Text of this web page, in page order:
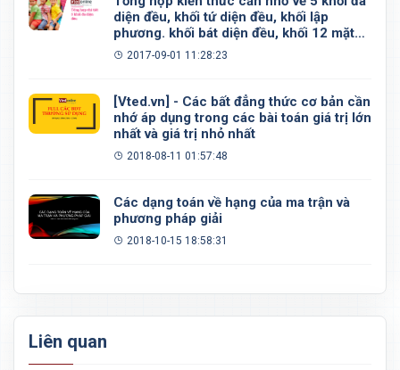
diện đều, khối tứ diện đều, khối lập
phương. khối bát diện đều, khối 12 mặt
đều, khối 20 mặt đều
2017-09-01 11:28:23
[Vted.vn] - Các bất đẳng thức cơ bản cần
nhớ áp dụng trong các bài toán giá trị lớn
nhất và giá trị nhỏ nhất
2018-08-11 01:57:48
Các dạng toán về hạng của ma trận và
phương pháp giải
2018-10-15 18:58:31
Liên quan